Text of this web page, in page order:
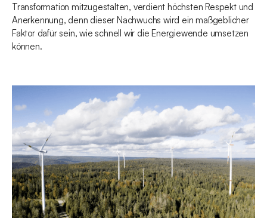
Transformation mitzugestalten, verdient höchsten Respekt und
Anerkennung, denn dieser Nachwuchs wird ein maßgeblicher
Faktor dafür sein, wie schnell wir die Energiewende umsetzen
können.